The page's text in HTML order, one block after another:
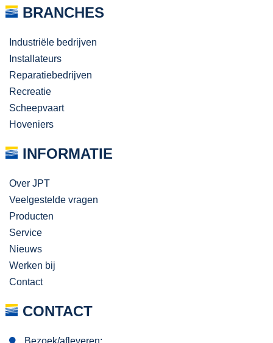
BRANCHES
Industriële bedrijven
Installateurs
Reparatiebedrijven
Recreatie
Scheepvaart
Hoveniers
INFORMATIE
Over JPT
Veelgestelde vragen
Producten
Service
Nieuws
Werken bij
Contact
CONTACT
Bezoek/afleveren: